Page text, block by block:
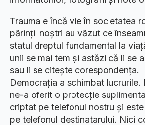
Trauma e încă vie în societatea
părinții noștri au văzut ce
statul dreptul fundamental la
unii se mai tem și astăzi că li se
sau li se citește corespondența.
Democrația a schimbat lucrurile.
ne-a oferit o protecție
criptat pe telefonul nostru și
pe telefonul destinatarului. Nici